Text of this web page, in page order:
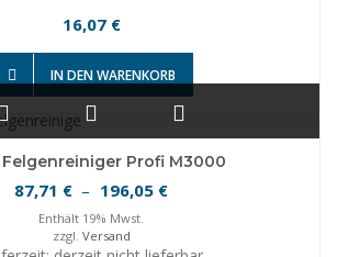
16,07 €
IN DEN WARENKORB
Felgenreiniger Profi M3000
87,71 € – 196,05 €
Enthält 19% Mwst.
zzgl. Versand